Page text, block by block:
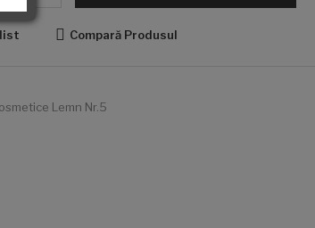
Compară Produsul
Lemn Nr.5